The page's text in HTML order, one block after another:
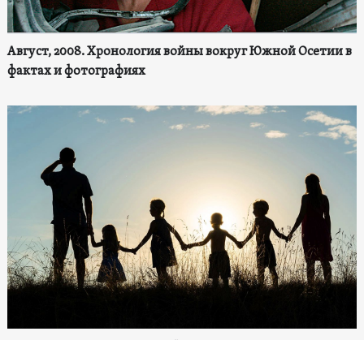
Август, 2008. Хронология войны вокруг Южной Осетии в
фактах и фотографиях